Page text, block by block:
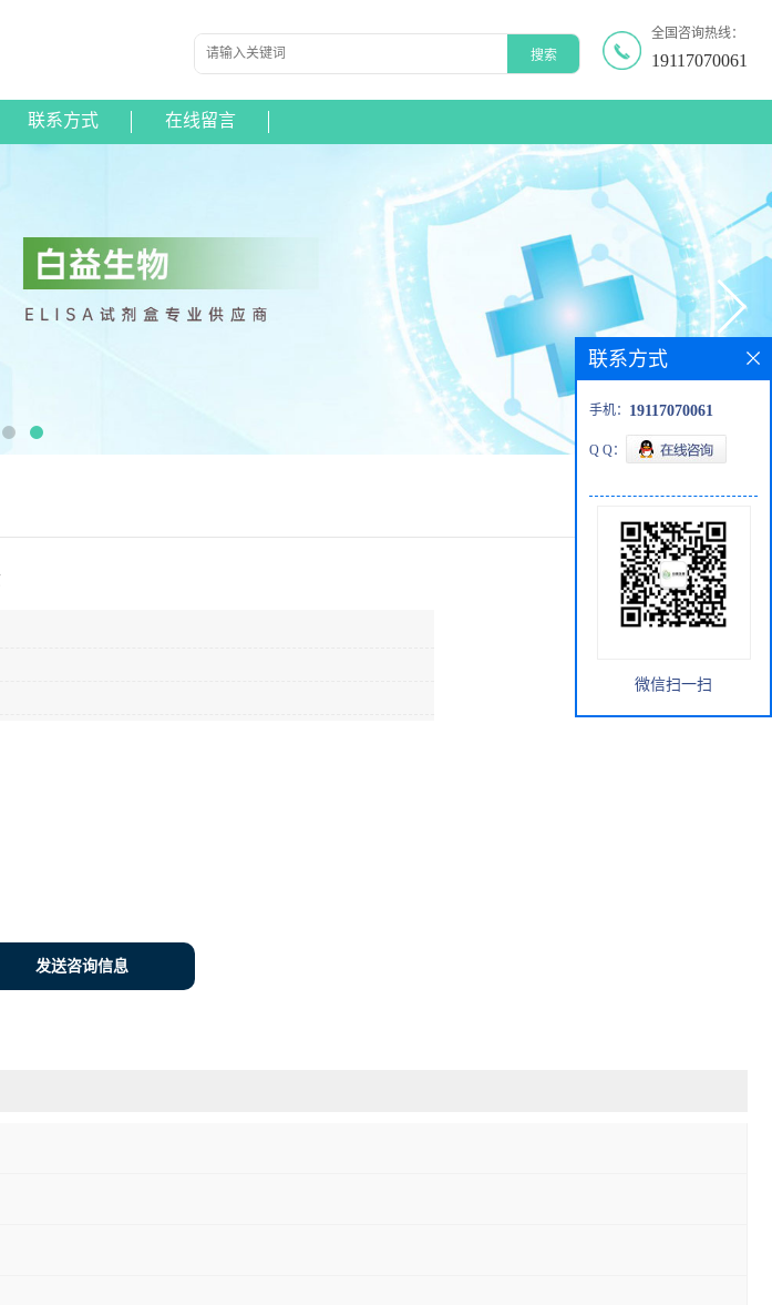
全国咨询热线：
19117070061
联系方式 在线留言
发送咨询信息
联系方式
手机： 19117070061
Q Q：
微信扫一扫